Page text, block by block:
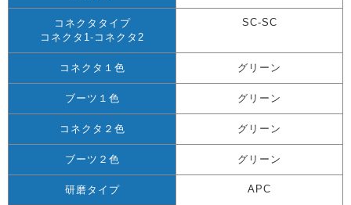
コネクタタイプ
コネクタ1-コネクタ2
SC-SC
コネクタ１色 グリーン
ブーツ１色 グリーン
コネクタ２色 グリーン
ブーツ２色 グリーン
研磨タイプ APC